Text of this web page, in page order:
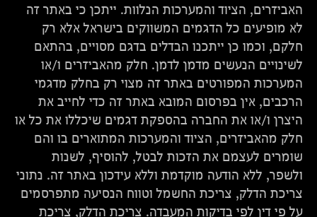
האביזרים, הציוד והמערכות הנלוות. ייתכן כי באתר זה
לא מופיעים כל הדגמים המשווקים בישראל אלא רק
חלקם, וכמו כן ייתכנו הבדלים בדגם מסויים, בהתאם
לשינויים הנעשים מדמן לדמן. חלק מהאביזרים ו/או
המערכות המפורטים באתר זה מצוי רק בחלק מדגמי
הרכבים, אין בפרסום המובא באתר זה כדי לחייב את
היצרן ו/או את החברה בהספקת דגמים שיכללו את כל או
חלק מהאביזרים, הציוד והמערכות המתוארים בו והם
שומרים לעצמם את הזכות לבטל, להוסיף, לשנות
ולשפר, ללא הודעה מוקדמת וללא עידכון באתר זה. נתוני
צריכת הדלק, צריכת החשמל וטווח הנסיעה מתפרסמים
על פי דין לפי בדיקות המעבדה. צריכת הדלק, צריכת